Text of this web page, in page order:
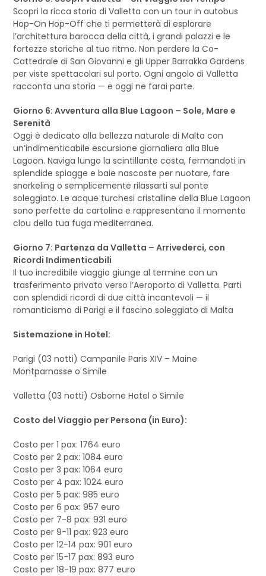
Scopri la ricca storia di Valletta con un tour in autobus
Hop-On Hop-Off che ti permetterà di esplorare
l’architettura barocca della città, i grandi palazzi e le
fortezze storiche al tuo ritmo. Non perdere la Co-
Cattedrale di San Giovanni e gli Upper Barrakka Gardens
per viste spettacolari sul porto. Ogni angolo di Valletta
racconta una storia — e oggi ne farai parte.
Giorno 6: Avventura alla Blue Lagoon – Sole, Mare e
Serenità
Oggi è dedicato alla bellezza naturale di Malta con
un’indimenticabile escursione giornaliera alla Blue
Lagoon. Naviga lungo la scintillante costa, fermandoti in
splendide spiagge e baie nascoste per nuotare, fare
snorkeling o semplicemente rilassarti sul ponte
soleggiato. Le acque turchesi cristalline della Blue Lagoon
sono perfette da cartolina e rappresentano il momento
clou della tua fuga mediterranea.
Giorno 7: Partenza da Valletta – Arrivederci, con
Ricordi Indimenticabili
Il tuo incredibile viaggio giunge al termine con un
trasferimento privato verso l’Aeroporto di Valletta. Parti
con splendidi ricordi di due città incantevoli — il
romanticismo di Parigi e il fascino soleggiato di Malta
Sistemazione in Hotel:
Parigi (03 notti) Campanile Paris XIV – Maine
Montparnasse o Simile
Valletta (03 notti) Osborne Hotel o Simile
Costo del Viaggio per Persona (in Euro):
Costo per 1 pax: 1764 euro
Costo per 2 pax: 1084 euro
Costo per 3 pax: 1064 euro
Costo per 4 pax: 1024 euro
Costo per 5 pax: 985 euro
Costo per 6 pax: 957 euro
Costo per 7-8 pax: 931 euro
Costo per 9-11 pax: 923 euro
Costo per 12-14 pax: 901 euro
Costo per 15-17 pax: 893 euro
Costo per 18-19 pax: 877 euro